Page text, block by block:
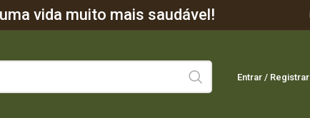
vida muito mais saudável!
Entrar / Registrar